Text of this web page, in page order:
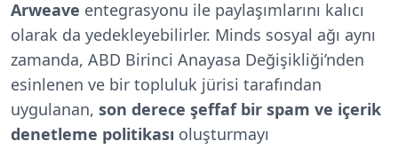
Arweave entegrasyonu ile paylaşımlarını kalıcı
olarak da yedekleyebilirler. Minds sosyal ağı aynı
zamanda, ABD Birinci Anayasa Değişikliği’nden
esinlenen ve bir topluluk jürisi tarafından
uygulanan, son derece şeffaf bir spam ve içerik
denetleme politikası oluşturmayı